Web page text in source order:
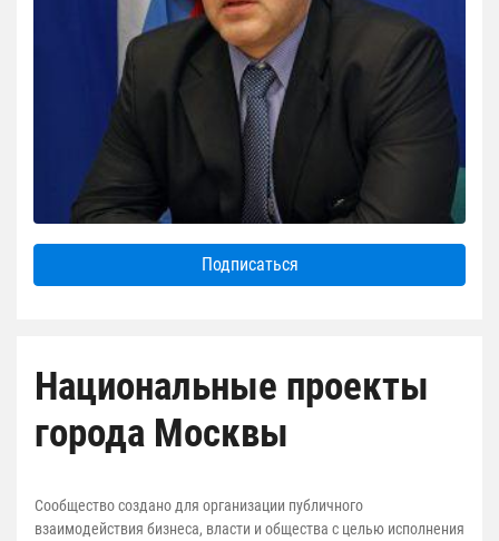
Подписаться
Национальные проекты
города Москвы
Сообщество создано для организации публичного
взаимодействия бизнеса, власти и общества с целью исполнения